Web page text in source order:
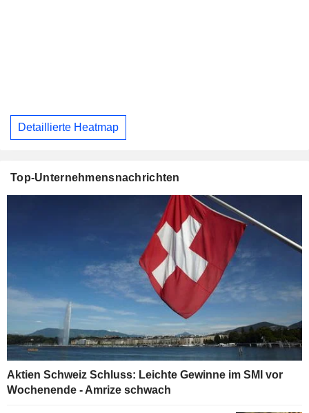
Detaillierte Heatmap
Top-Unternehmensnachrichten
Aktien Schweiz Schluss: Leichte Gewinne im SMI vor
Wochenende - Amrize schwach